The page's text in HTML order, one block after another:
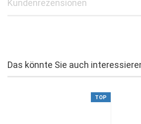
Kundenrezensionen
Das könnte Sie auch
TOP